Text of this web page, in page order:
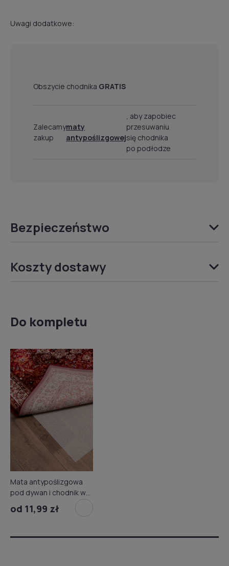
Uwagi dodatkowe:
Obszycie chodnika GRATIS
Zalecamy
zakup
maty
antypoślizgowej
, aby zapobiec
przesuwaniu
się chodnika
po podłodze
Bezpieczeństwo
Koszty dostawy
Do kompletu
Mata antypoślizgowa
pod dywan i chodnik w
rolce
od 11,99 zł